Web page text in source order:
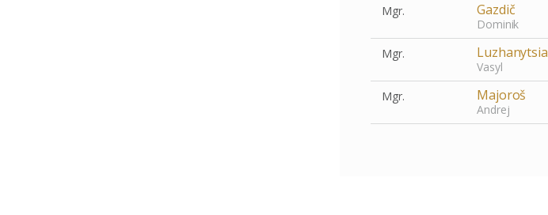
Mgr. Gazdič
Dominik
Mgr. Luzhanytsia
Vasyl
Mgr. Majoroš
Andrej